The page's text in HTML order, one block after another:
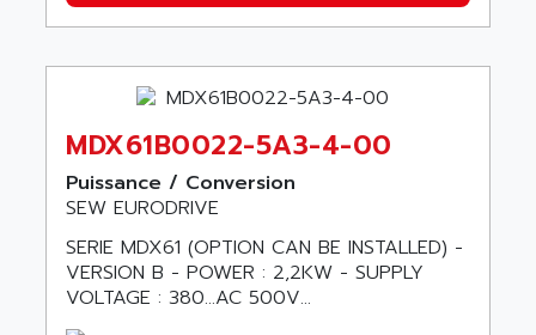
MDX61B0022-5A3-4-00
Puissance / Conversion
SEW EURODRIVE
SERIE MDX61 (OPTION CAN BE INSTALLED) -
VERSION B - POWER : 2,2KW - SUPPLY
VOLTAGE : 380…AC 500V...